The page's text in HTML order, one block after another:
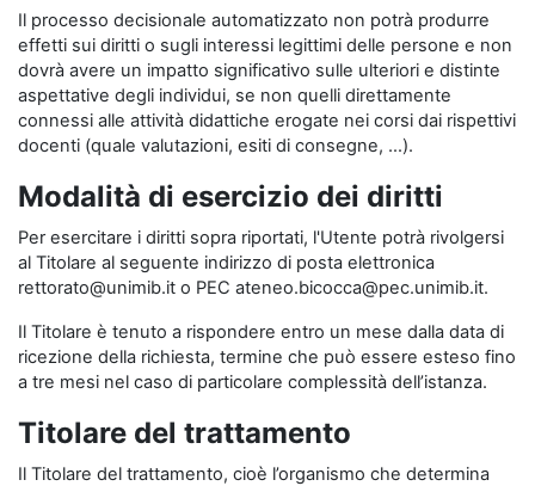
Il processo decisionale automatizzato non potrà produrre
effetti sui diritti o sugli interessi legittimi delle persone e non
dovrà avere un impatto significativo sulle ulteriori e distinte
aspettative degli individui, se non quelli direttamente
connessi alle attività didattiche erogate nei corsi dai rispettivi
docenti (quale valutazioni, esiti di consegne, …).
Modalità di esercizio dei diritti
Per esercitare i diritti sopra riportati, l'Utente potrà rivolgersi
al Titolare al seguente indirizzo di posta elettronica
rettorato@unimib.it o PEC ateneo.bicocca@pec.unimib.it.
Il Titolare è tenuto a rispondere entro un mese dalla data di
ricezione della richiesta, termine che può essere esteso fino
a tre mesi nel caso di particolare complessità dell’istanza.
Titolare del trattamento
Il Titolare del trattamento, cioè l’organismo che determina